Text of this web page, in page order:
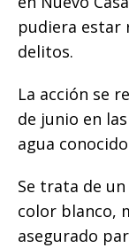
o
o
k
pudiera estar
delitos.
La acción se
de junio en
agua
Se trata de
color blanco,
asegurado